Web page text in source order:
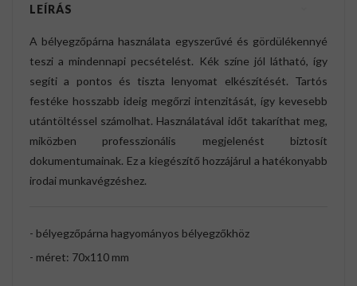
LEÍRÁS
A bélyegzőpárna használata egyszerűvé és gördülékennyé
teszi a mindennapi pecsételést. Kék színe jól látható, így
segíti a pontos és tiszta lenyomat elkészítését. Tartós
festéke hosszabb ideig megőrzi intenzitását, így kevesebb
utántöltéssel számolhat. Használatával időt takaríthat meg,
miközben professzionális megjelenést biztosít
dokumentumainak. Ez a kiegészítő hozzájárul a hatékonyabb
irodai munkavégzéshez.
- bélyegzőpárna hagyományos bélyegzőkhöz
- méret: 70x110 mm